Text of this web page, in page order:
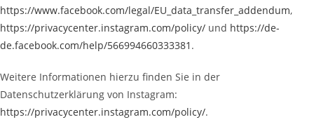
https://www.facebook.com/legal/EU_data_transfer_addendum,
https://privacycenter.instagram.com/policy/ und https://de-
de.facebook.com/help/566994660333381 .
Weitere Informationen hierzu finden Sie in der
Datenschutzerklärung von Instagram:
https://privacycenter.instagram.com/policy/.